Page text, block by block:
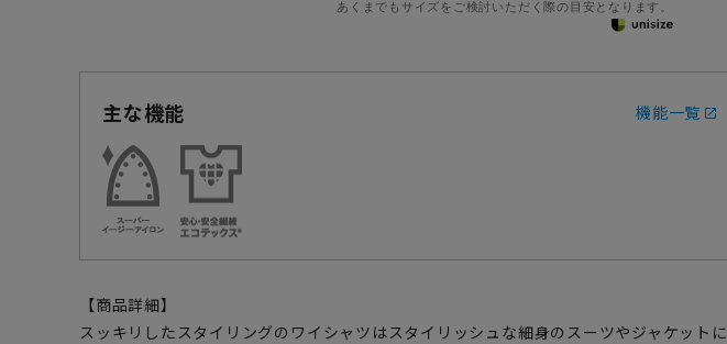
あくまでもサイズをご検討いただく際の目安となります。
主な機能 機能一覧
【商品詳細】
スッキリしたスタイリングのワイシャツはスタイリッシュな細身のスーツやジャケットに